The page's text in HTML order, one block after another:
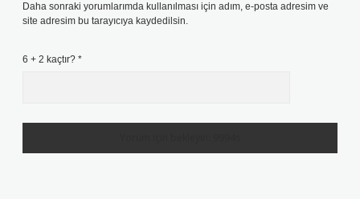
Daha sonraki yorumlarımda kullanılması için adım, e-posta adresim ve
site adresim bu tarayıcıya kaydedilsin.
6 + 2 kaçtır? *